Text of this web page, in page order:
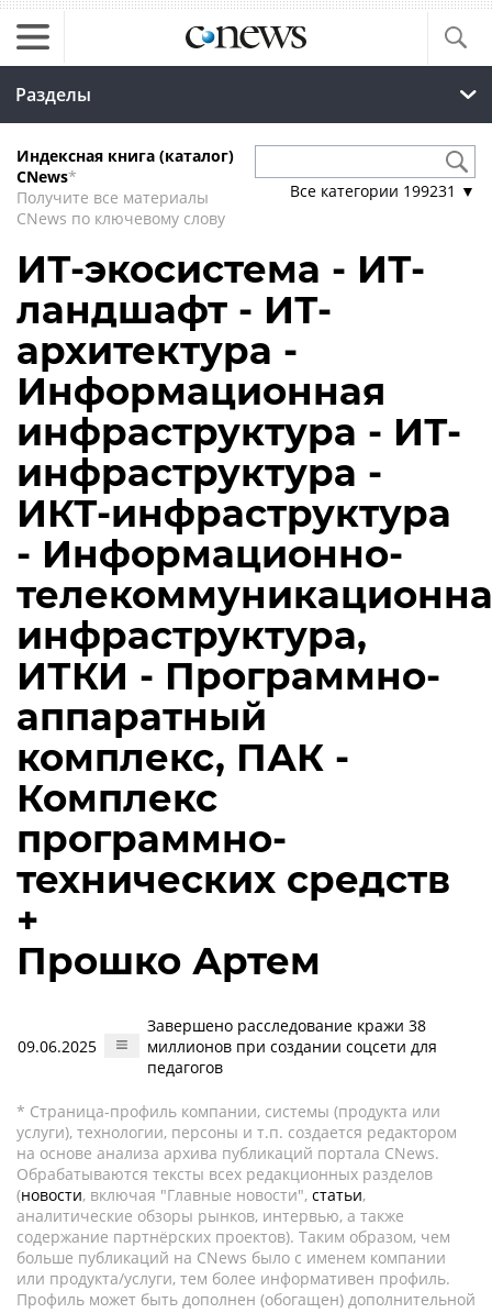
Разделы
Индексная книга (каталог)
CNews*
Получите все материалы
CNews по ключевому слову
Все категории 199231 ▼
ИТ-экосистема - ИТ-
ландшафт - ИТ-
архитектура -
Информационная
инфраструктура - ИТ-
инфраструктура -
ИКТ-инфраструктура
- Информационно-
инфраструктура,
ИТКИ - Программно-
аппаратный
комплекс, ПАК -
Комплекс
программно-
технических средств
+
Прошко Артем
09.06.2025
Завершено расследование кражи 38
миллионов при создании соцсети для
педагогов
* Страница-профиль компании, системы (продукта или
услуги), технологии, персоны и т.п. создается редактором
на основе анализа архива публикаций портала CNews.
Обрабатываются тексты всех редакционных разделов
(новости, включая "Главные новости", статьи,
аналитические обзоры рынков, интервью, а также
содержание партнёрских проектов). Таким образом, чем
больше публикаций на CNews было с именем компании
или продукта/услуги, тем более информативен профиль.
Профиль может быть дополнен (обогащен) дополнительной